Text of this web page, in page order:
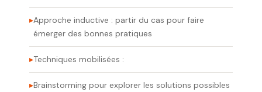
Approche inductive : partir du cas pour faire
émerger des bonnes pratiques
Techniques mobilisées :
Brainstorming pour explorer les solutions possibles